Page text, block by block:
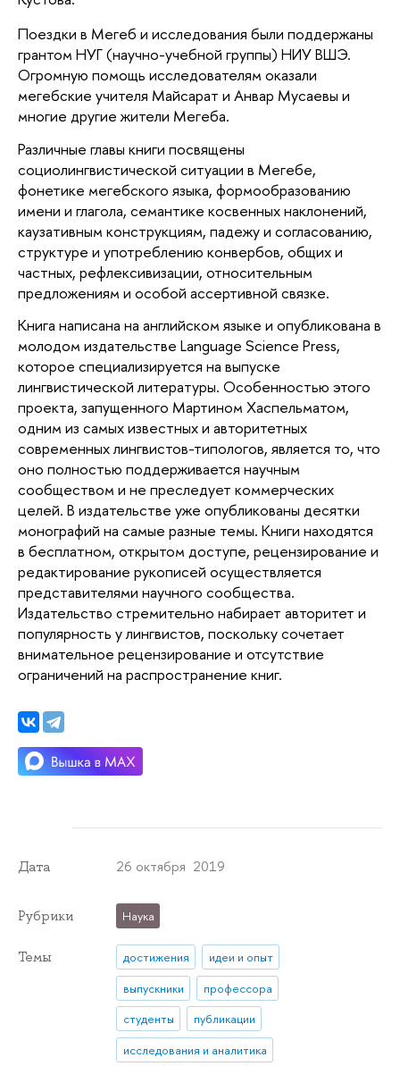
Поездки в Мегеб и исследования были поддержаны
грантом НУГ (научно-учебной группы) НИУ ВШЭ.
Огромную помощь исследователям оказали
мегебские учителя Майсарат и Анвар Мусаевы и
многие другие жители Мегеба.
Различные главы книги посвящены
социолингвистической ситуации в Мегебе,
фонетике мегебского языка, формообразованию
имени и глагола, семантике косвенных наклонений,
каузативным конструкциям, падежу и согласованию,
структуре и употреблению конвербов, общих и
частных, рефлексивизации, относительным
предложениям и особой ассертивной связке.
Книга написана на английском языке и опубликована в
молодом издательстве Language Science Press,
которое специализируется на выпуске
лингвистической литературы. Особенностью этого
проекта, запущенного Мартином Хаспельматом,
одним из самых известных и авторитетных
современных лингвистов-типологов, является то, что
оно полностью поддерживается научным
сообществом и не преследует коммерческих
целей. В издательстве уже опубликованы десятки
монографий на самые разные темы. Книги находятся
в бесплатном, открытом доступе, рецензирование и
редактирование рукописей осуществляется
представителями научного сообщества.
Издательство стремительно набирает авторитет и
популярность у лингвистов, поскольку сочетает
внимательное рецензирование и отсутствие
ограничений на распространение книг.
Дата 26 октября 2019
Рубрики Наука
Темы достижения
идеи и опыт
выпускники
профессора
студенты
публикации
исследования и аналитика